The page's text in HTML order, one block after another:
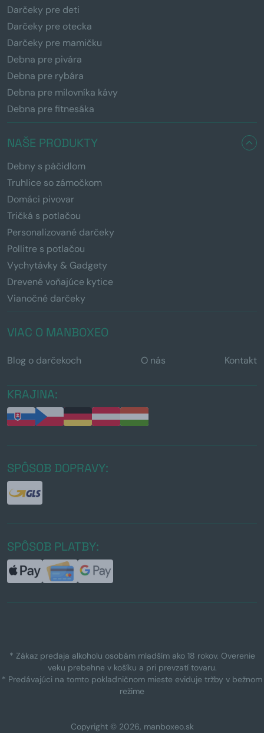
Darčeky pre deti
Darčeky pre otecka
Darčeky pre mamičku
Debna pre pivára
Debna pre rybára
Debna pre milovníka kávy
Debna pre fitnesáka
NAŠE PRODUKTY
Debny s páčidlom
Truhlice so zámočkom
Domáci pivovar
Tričká s potlačou
Personalizované darčeky
Pollitre s potlačou
Vychytávky & Gadgety
Drevené voňajúce kytice
Vianočné darčeky
VIAC O MANBOXEO
Blog o darčekoch O nás Kontakt
KRAJINA:
SPÔSOB DOPRAVY:
SPÔSOB PLATBY:
* Zákaz predaja alkoholu osobám mladším ako 18 rokov. Overenie
veku prebehne v košíku a pri prevzatí tovaru.
* Predávajúci na tomto pokladničnom mieste eviduje tržby v bežnom
režime
Copyright © 2026, manboxeo.sk